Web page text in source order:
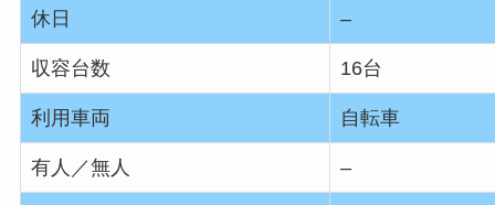
休日 –
収容台数 16台
利用車両 自転車
有人／無人 –